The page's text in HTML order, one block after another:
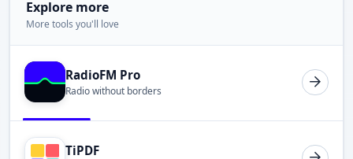
Explore more
More tools you'll love
RadioFM Pro
Radio without borders
TiPDF